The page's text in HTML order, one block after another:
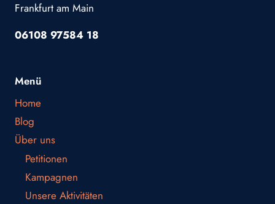
Frankfurt am Main
06108 97584 18
Menü
Home
Blog
Über uns
Petitionen
Kampagnen
Unsere Aktivitäten